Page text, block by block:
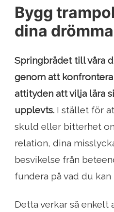
Bygg
dina
Springbrädet till våra
genom att
attityden att vilja lära
upplevts. I stället för
skuld eller bitterhet
relation, dina
besvikelse från
fundera på vad du kan
Detta verkar så enkelt